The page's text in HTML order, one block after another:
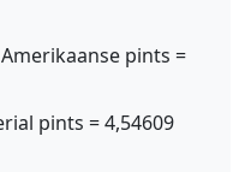
pints =
pints = 4,54609